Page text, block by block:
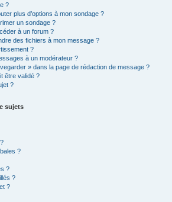
?
plus d’options à mon sondage ?
un sondage ?
à un forum ?
des fichiers à mon message ?
?
à un modérateur ?
» dans la page de rédaction de message ?
être validé ?
?
sujets
?
?
?
?